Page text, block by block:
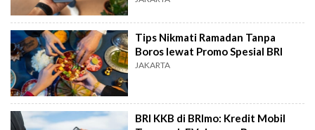
Tips Nikmati Ramadan Tanpa
Boros lewat Promo Spesial BRI
JAKARTA
BRI KKB di BRImo: Kredit Mobil